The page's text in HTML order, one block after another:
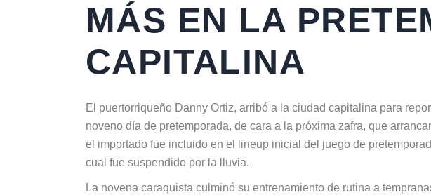
MÁS EN LA
CAPITALINA
El puertorriqueño Danny Ortiz, arribó a la ciudad capitalina para
noveno día de pretemporada, de cara a la próxima zafra, que
el importado fue incluido en el lineup inicial del juego de
cual fue suspendido por la lluvia.
La novena caraquista culminó su entrenamiento de rutina a